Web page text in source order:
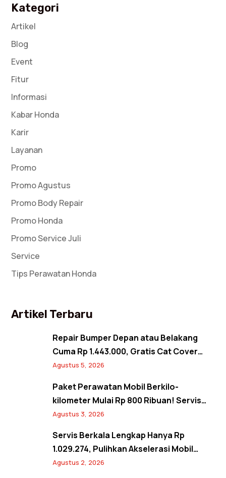
Kategori
Artikel
Blog
Event
Fitur
Informasi
Kabar Honda
Karir
Layanan
Promo
Promo Agustus
Promo Body Repair
Promo Honda
Promo Service Juli
Service
Tips Perawatan Honda
Artikel Terbaru
Repair Bumper Depan atau Belakang
Cuma Rp 1.443.000, Gratis Cat Cover
Spion! Back to Shine Promo Agustus
Agustus 5, 2026
Paket Perawatan Mobil Berkilo-
kilometer Mulai Rp 800 Ribuan! Servis
Semangat Kemerdekaan Promo Agustus
Agustus 3, 2026
Servis Berkala Lengkap Hanya Rp
1.029.274, Pulihkan Akselerasi Mobil
Seperti Baru! Back to Prime Promo
Agustus 2, 2026